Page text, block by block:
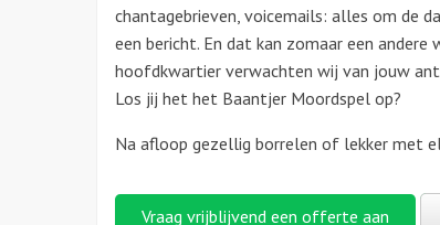
chantagebrieven, voicemails: alles om de
een bericht. En dat kan zomaar een
hoofdkwartier verwachten wij van jouw
Los jij het het Baantjer Moordspel op?
Na afloop gezellig borrelen of lekker met
Vraag vrijblijvend een offerte aan